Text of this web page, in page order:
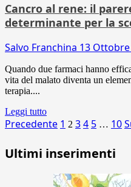
Cancro al rene: il
determinante per la
Salvo Franchina 13
Quando due farmaci hanno
vita del malato diventa un
terapia....
Leggi tutto
Paginazione
degli
articoli
Precedente 1 2 34 5 … 10
Ultimi inserimenti